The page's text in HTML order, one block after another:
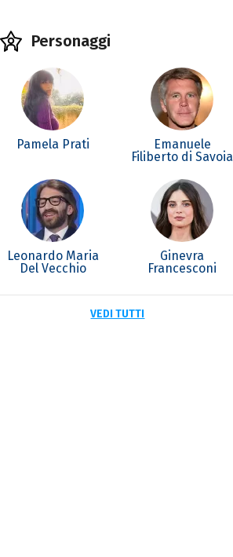
Personaggi
Pamela Prati
Emanuele
Filiberto di Savoia
Leonardo Maria
Del Vecchio
Ginevra
Francesconi
VEDI TUTTI